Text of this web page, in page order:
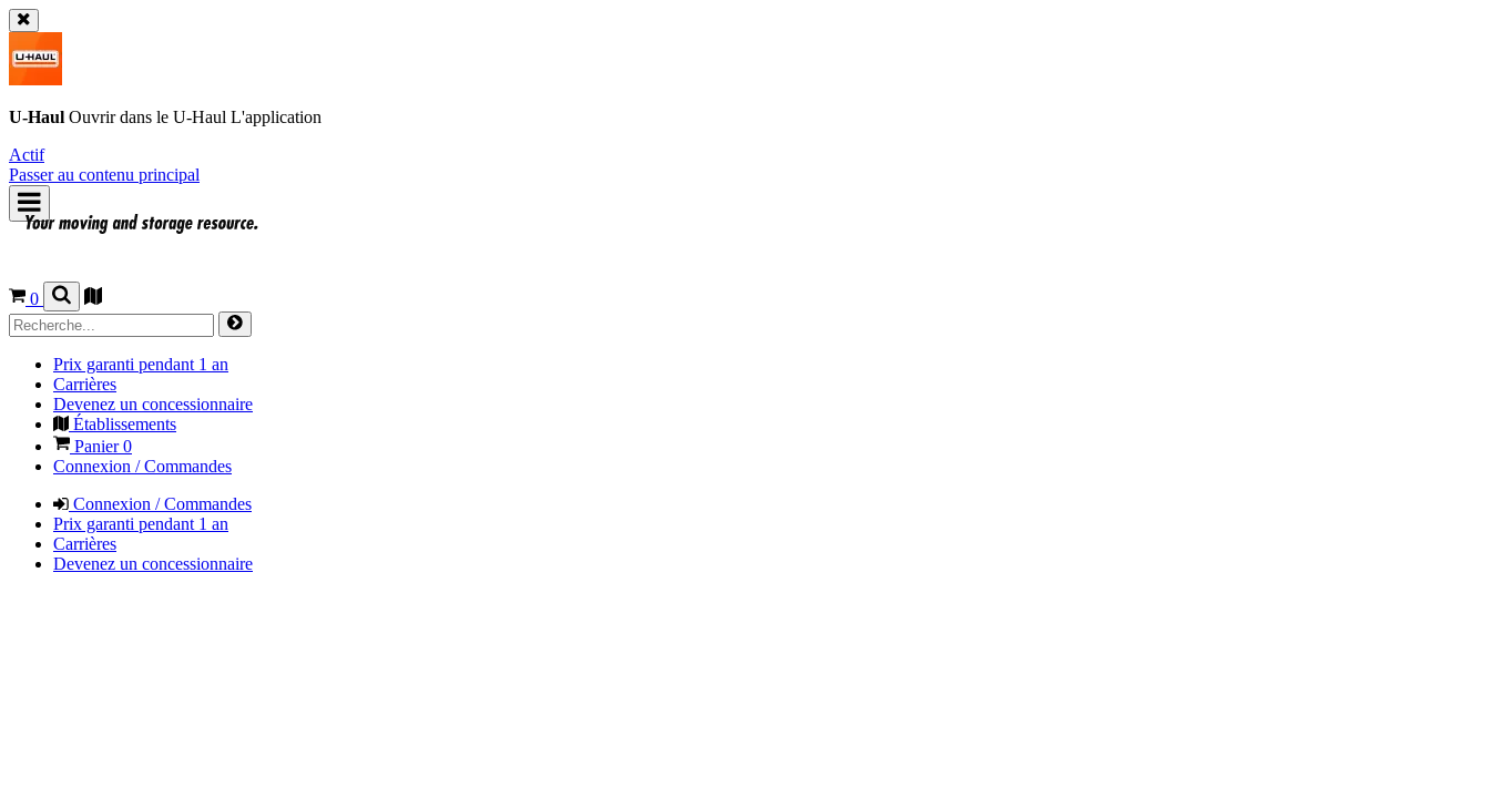
U-Haul Ouvrir dans le U-Haul L'application
Actif
Passer au contenu principal
0
Prix garanti pendant 1 an
Carrières
Devenez un concessionnaire
Établissements
Panier0
Connexion / Commandes
Connexion / Commandes
Prix garanti pendant 1 an
Carrières
Devenez un concessionnaire